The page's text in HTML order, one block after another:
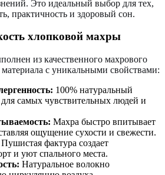
Это идеальный выбор для тех,
практичность и здоровый сон.
хлопковой махры
из качественного махрового
с уникальными свойствами:
100% натуральный
самых чувствительных людей и
Махра быстро впитывает
ощущение сухости и свежести.
Пушистая фактура создает
и уют спального места.
Натуральное волокно